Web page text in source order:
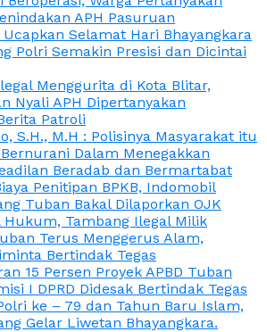
APH Pasuruan
Selamat Hari Bhayangkara
Polri Semakin Presisi dan Dicintai
Menggurita di Kota Blitar,
Nyali APH Dipertanyakan
Patroli
S.H., M.H : Polisinya Masyarakat itu
Dalam Menegakkan
Beradab dan Bermartabat
Penitipan BPKB, Indomobil
Tuban Bakal Dilaporkan OJK
Hukum, Tambang Ilegal Milik
Terus Menggerus Alam,
Bertindak Tegas
15 Persen Proyek APBD Tuban
I DPRD Didesak Bertindak Tegas
ke – 79 dan Tahun Baru Islam,
Gelar Liwetan Bhayangkara.